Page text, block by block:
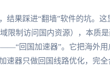
结果踩进“翻墙”软件的坑。
限制访问国内资源），本质
回国加速器”。它把海外用
速器只做回国线路优化，完全